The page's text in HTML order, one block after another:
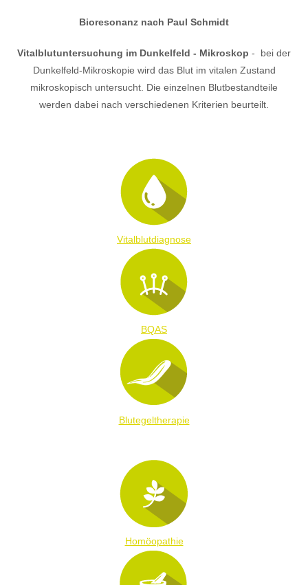
Bioresonanz nach Paul Schmidt
Vitalblutuntersuchung im Dunkelfeld - Mikroskop - bei der
Dunkelfeld-Mikroskopie wird das Blut im vitalen Zustand
mikroskopisch untersucht. Die einzelnen Blutbestandteile
werden dabei nach verschiedenen Kriterien beurteilt.
Vitalblutdiagnose
BQAS
Blutegeltherapie
Homöopathie